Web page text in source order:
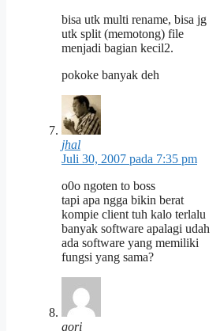
bisa utk multi rename, bisa jg
utk split (memotong) file
menjadi bagian kecil2.
pokoke banyak deh
jhal
Juli 30, 2007 pada 7:35 pm
o0o ngoten to boss
tapi apa ngga bikin berat
kompie client tuh kalo terlalu
banyak software apalagi udah
ada software yang memiliki
fungsi yang sama?
gori